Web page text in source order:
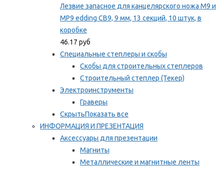
Лезвие запасное для канцелярского ножа M9 и
MP9 edding CB9, 9 мм, 13 секций, 10 штук, в
коробке
46.17 руб
Специальные степлеры и скобы
Скобы для строительных степлеров
Строительный степлер (Текер)
Электроинструменты
Граверы
СкрытьПоказать все
ИНФОРМАЦИЯ И ПРЕЗЕНТАЦИЯ
Аксессуары для презентации
Магниты
Металлические и магнитные ленты